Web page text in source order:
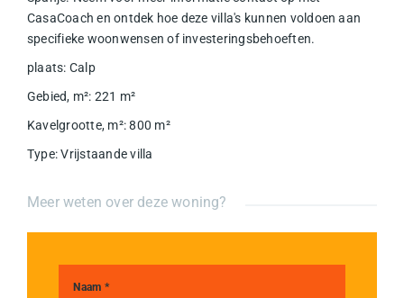
CasaCoach en ontdek hoe deze villa's kunnen voldoen aan
specifieke woonwensen of investeringsbehoeften.
plaats: Calp
Gebied, m²: 221 m²
Kavelgrootte, m²: 800 m²
Type: Vrijstaande villa
Meer weten over deze woning?
Naam *